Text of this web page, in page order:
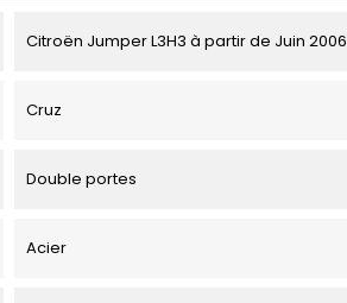
Citroën Jumper L3H3 à partir de Juin 2006
Cruz
Double portes
Acier